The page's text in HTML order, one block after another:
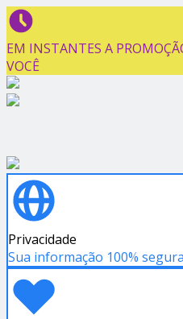
EM INSTANTES A
VOCÊ
Privacidade
Sua informação 100% segura